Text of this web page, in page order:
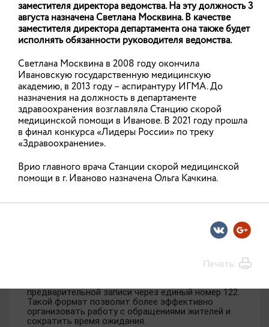
личного приема граждан по вопросам
льготного лекарственного обеспечения
НОВОСТИ
В Департаменте здравоохранения
порядок личного приема граждан по
предварительной записи через единый номер 122.
Такой формат позволит более эффективно
организовать работу с обращениями жителей и
сократить время ожидания.
1из1Скачать фото
заместителя директора ведомства. На эту должность 3
августа назначена Светлана Москвина. В качестве
заместителя директора департамента она также будет
исполнять обязанности руководителя ведомства.
Светлана Москвина в 2008 году окончила
Ивановскую государственную медицинскую
академию, в 2013 году – аспирантуру ИГМА. До
назначения на должность в департаменте
здравоохранения возглавляла Станцию скорой
медицинской помощи в Иванове. В 2021 году прошла
в финал конкурса «Лидеры России» по треку
«Здравоохранение».
Врио главного врача Станции скорой медицинской
помощи в г. Иваново назначена Ольга Качкина.
Печать